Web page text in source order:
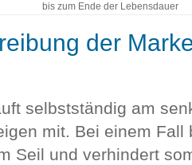
bis zum Ende der Lebensdauer
der
selbstständig am
mit. Bei einem Fall
Seil und verhindert